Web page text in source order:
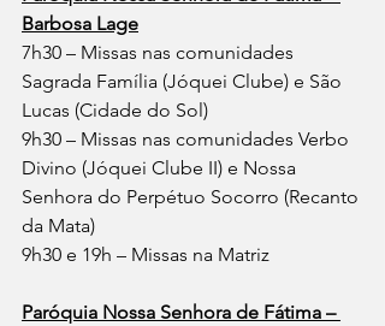
Barbosa Lage
7h30 – Missas nas comunidades
Sagrada Família (Jóquei Clube) e São
Lucas (Cidade do Sol)
9h30 – Missas nas comunidades Verbo
Divino (Jóquei Clube II) e Nossa
Senhora do Perpétuo Socorro (Recanto
da Mata)
9h30 e 19h – Missas na Matriz
Paróquia Nossa Senhora de Fátima –